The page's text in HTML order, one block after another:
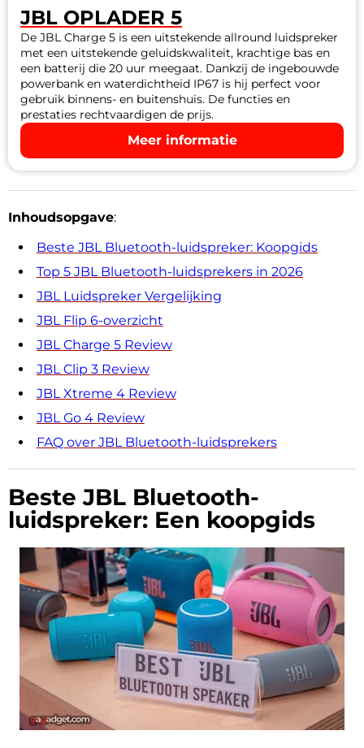
JBL OPLADER 5
De JBL Charge 5 is een uitstekende allround luidspreker
met een uitstekende geluidskwaliteit, krachtige bas en
een batterij die 20 uur meegaat. Dankzij de ingebouwde
powerbank en waterdichtheid IP67 is hij perfect voor
gebruik binnens- en buitenshuis. De functies en
prestaties rechtvaardigen de prijs.
Meer informatie
Inhoudsopgave:
Beste JBL Bluetooth-luidspreker: Koopgids
Top 5 JBL Bluetooth-luidsprekers in 2026
JBL Luidspreker Vergelijking
JBL Flip 6-overzicht
JBL Charge 5 Review
JBL Clip 3 Review
JBL Xtreme 4 Review
JBL Go 4 Review
FAQ over JBL Bluetooth-luidsprekers
Beste JBL Bluetooth-
luidspreker: Een koopgids